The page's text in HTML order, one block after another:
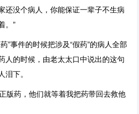
还没个病人，你能保证一辈子不生病
。”
事件的时候把涉及“假药”的病人全部
人的时候，由老太太口中说出的这句
下。
药，他们就等着我把药带回去救他